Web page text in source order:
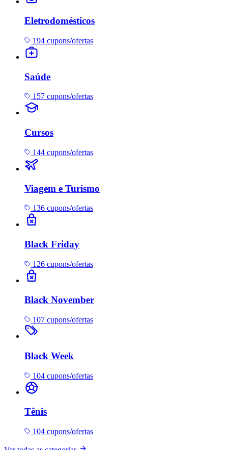
Eletrodomésticos
194 cupons/ofertas
Saúde
157 cupons/ofertas
Cursos
144 cupons/ofertas
Viagem e Turismo
136 cupons/ofertas
Black Friday
126 cupons/ofertas
Black November
107 cupons/ofertas
Black Week
104 cupons/ofertas
Tênis
104 cupons/ofertas